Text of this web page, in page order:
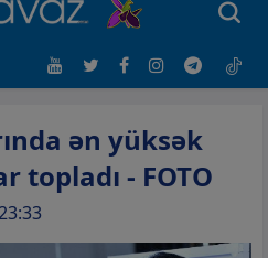
ən yüksək
topladı - FOTO